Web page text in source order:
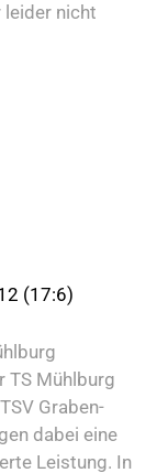
leider nicht
(17:6)
TS Mühlburg
Graben-
dabei eine
Leistung. In